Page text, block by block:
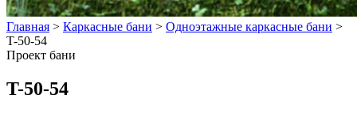
Главная > Каркасные бани > Одноэтажные каркасные бани >
T-50-54
Проект бани
T-50-54